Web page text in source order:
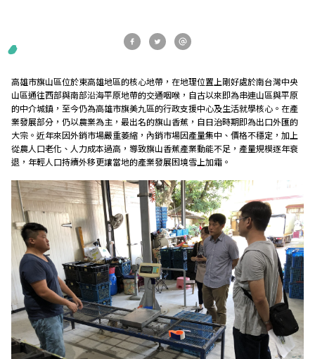
教育發展
研究成果
外部連結
EN
高雄市旗山區位於東高雄地區的核心地帶，在地理位置上剛好處於南台灣中央
山區通往西部與南部沿海平原地帶的交通咽喉，自古以來即為串連山區與平原
的中介城鎮，至今仍為高雄市旗美九區的行政支援中心及生活就學核心。在產
業發展部分，仍以農業為主，最出名的旗山香蕉，自日治時期即為出口外匯的
大宗。近年來因外銷市場嚴重萎縮，內銷市場因產量集中、價格不穩定，加上
從農人口老化、人力成本過高，導致旗山香蕉產業動能不足，產量規模逐年衰
退，年輕人口持續外移更讓當地的產業發展困境雪上加霜。